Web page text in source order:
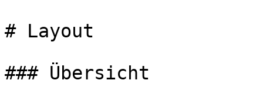
# Layout
### Übersicht